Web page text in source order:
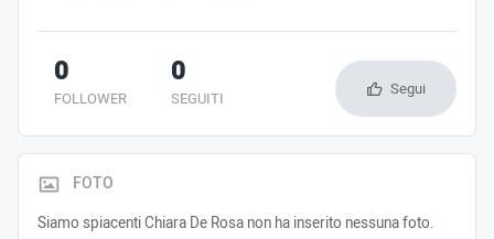
FOLLOWER
0
SEGUITI
0 Segui
FOTO
Siamo spiacenti Chiara De Rosa non ha inserito nessuna foto.